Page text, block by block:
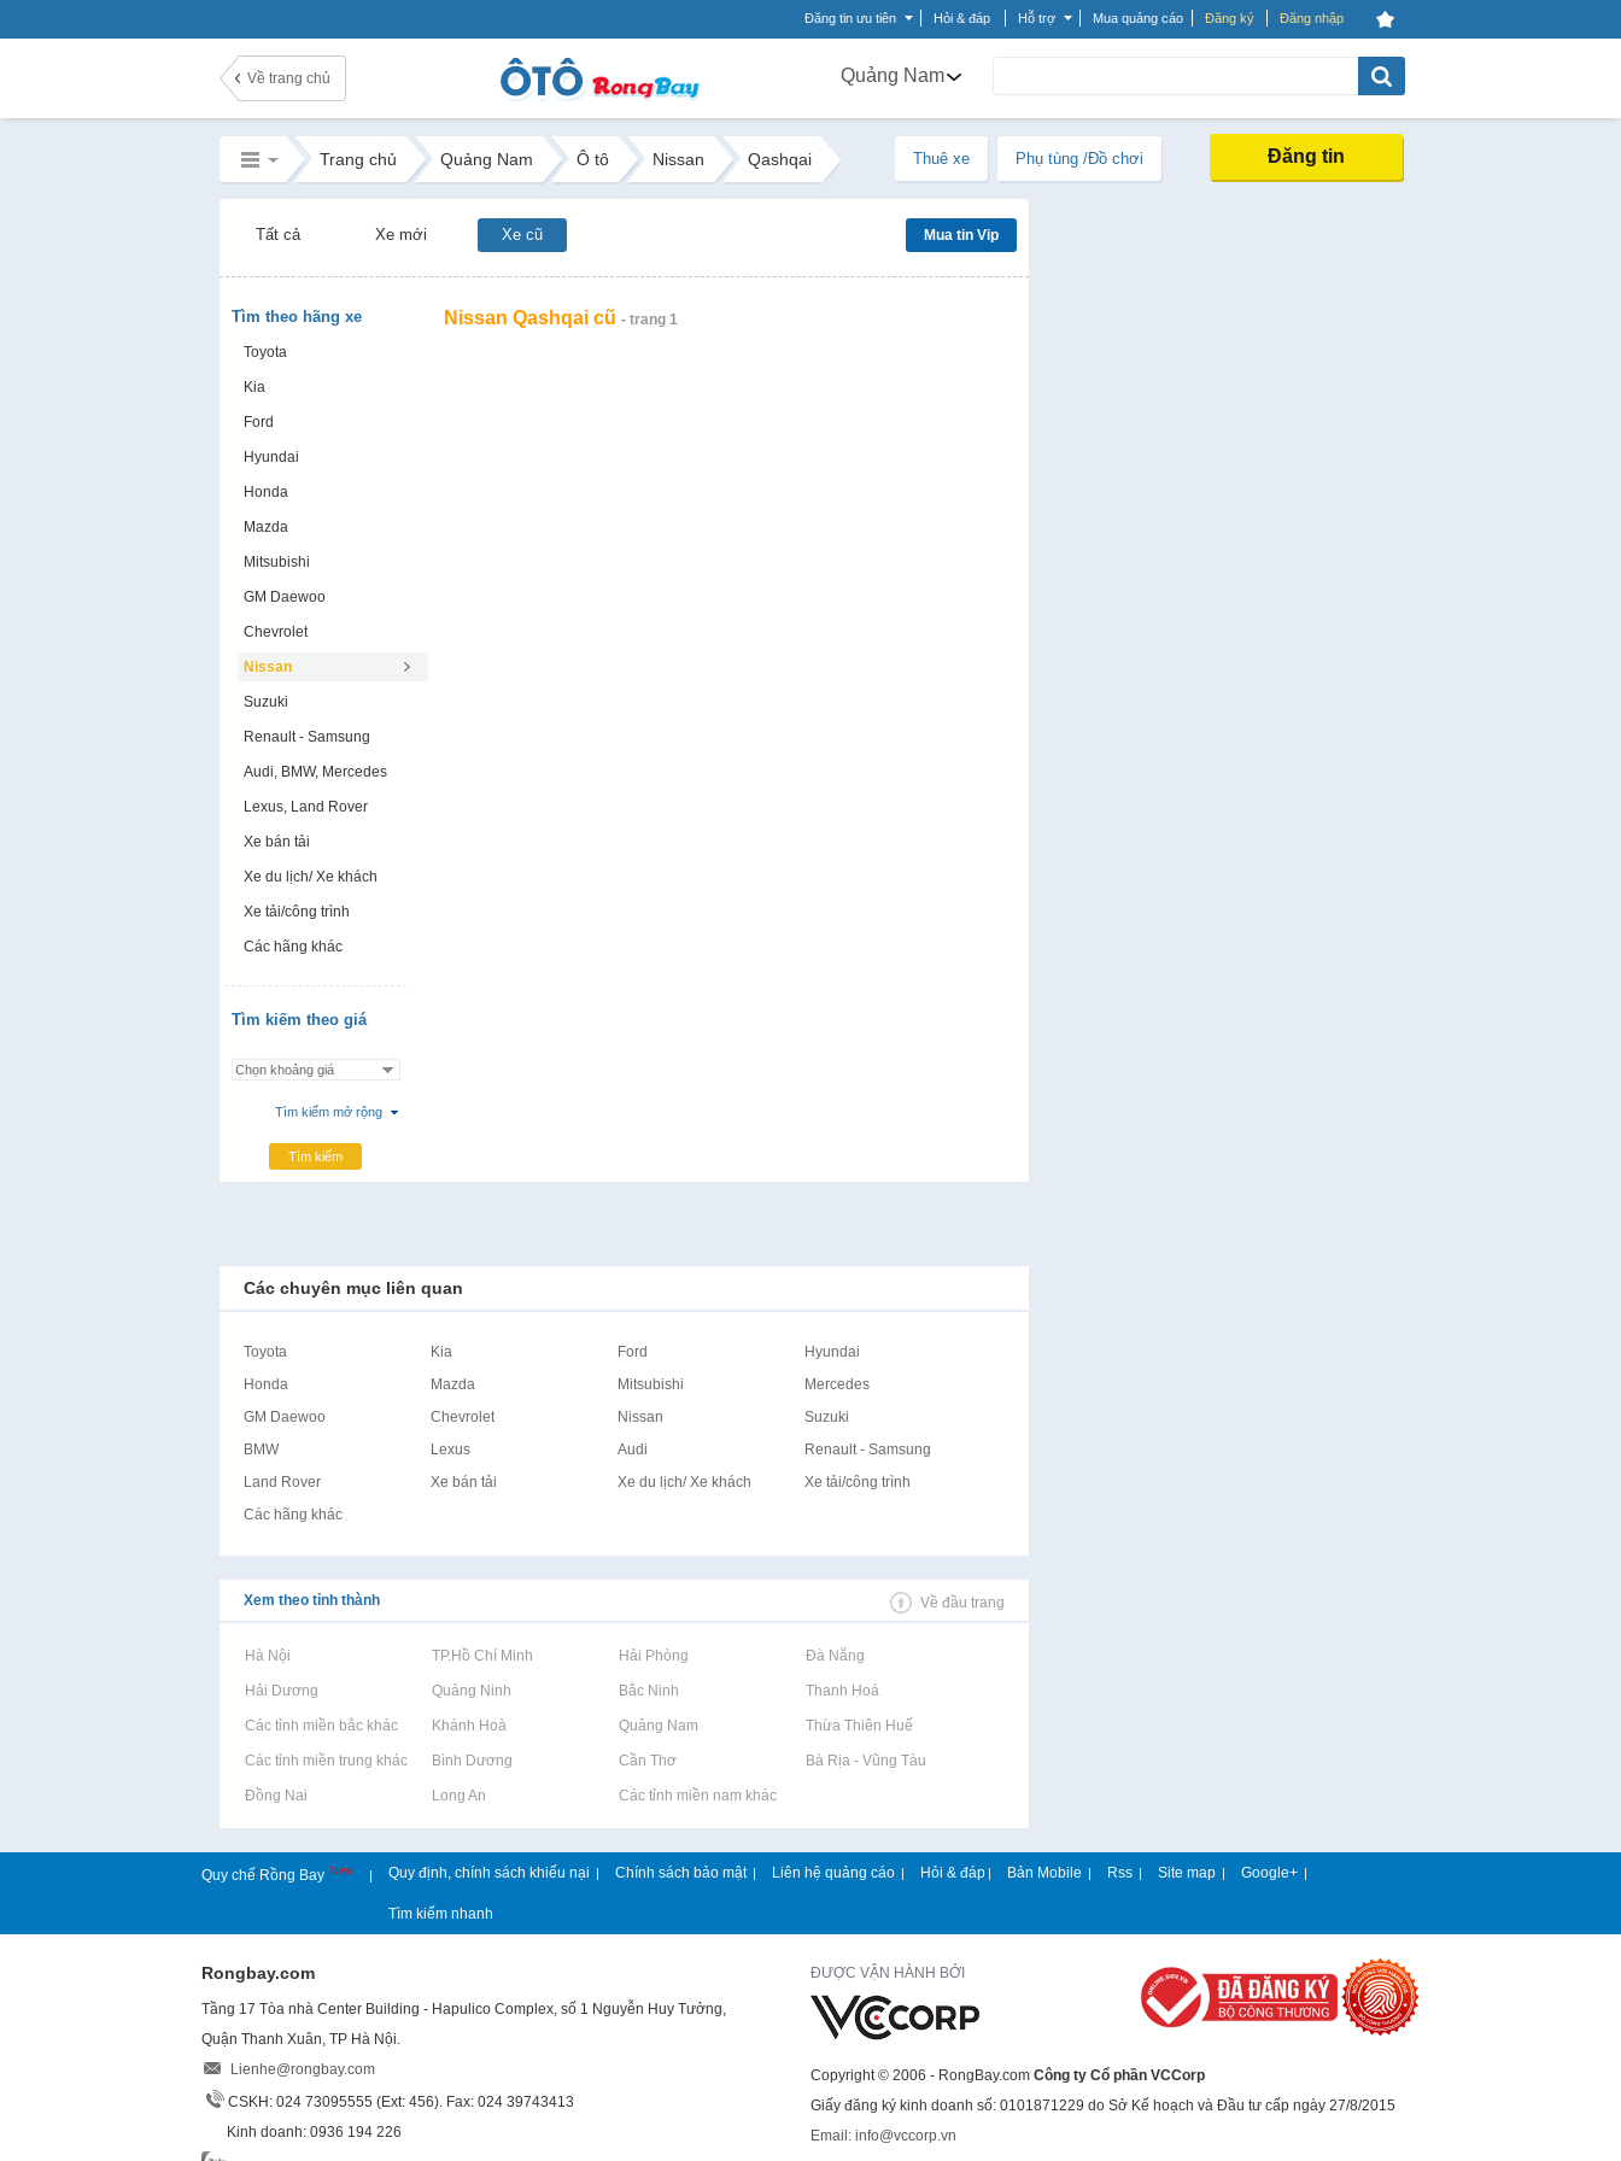
Đăng tin ưu tiên Hỏi & đáp Hỗ trợ Mua quảng cáo Đăng ký Đăng nhập
Về trang chủ Quảng Nam
Trang chủ Quảng Nam Ô tô Nissan Qashqai Thuê xe Phụ tùng /Đồ chơi Đăng tin
Tất cả Xe mới Xe cũ Mua tin Vip
Tìm theo hãng xe
Toyota
Kia
Ford
Hyundai
Honda
Mazda
Mitsubishi
GM Daewoo
Chevrolet
Nissan
Suzuki
Renault - Samsung
Audi, BMW, Mercedes
Lexus, Land Rover
Xe bán tải
Xe du lịch/ Xe khách
Xe tải/công trình
Các hãng khác
Tìm kiếm theo giá
Tìm kiếm mở rộng
Tìm kiếm
Nissan Qashqai cũ - trang 1
Các chuyên mục liên quan
Toyota Kia Ford
Hyundai
Honda
Mazda Mitsubishi
Mercedes
GM Daewoo
Chevrolet Nissan
Suzuki
BMW
Lexus Audi
Renault - Samsung
Land Rover
Xe bán tải Xe du lịch/ Xe khách
Xe tải/công trình
Các hãng khác
Xem theo tỉnh thành Về đầu trang
Rao vặt tại Hà Nội Rao vặt tại TP.Hồ Chí Minh Rao vặt tại Hải Phòng Rao vặt tại Đà Nẵng
Rao vặt tại Hải Dương Rao vặt tại Quảng Ninh Rao vặt tại Bắc Ninh Rao vặt tại Thanh Hoá
Rao vặt tại Các tỉnh miền bắc khácRao vặt tại Khánh Hoà Rao vặt tại Quảng Nam Rao vặt tại Thừa Thiên Huế
Rao vặt tại Các tỉnh miền trung khácRao vặt tại Bình Dương Rao vặt tại Cần Thơ Rao vặt tại Bà Rịa - Vũng Tàu
Rao vặt tại Đồng Nai Rao vặt tại Long An Rao vặt tại Các tỉnh miền nam khác
Quy chế Rồng Bay New | Quy định, chính sách khiếu nại | Chính sách bảo mật | Liên hệ quảng cáo | Hỏi & đáp | Bản Mobile | Rss | Site map | Google+ |
Tìm kiếm nhanh
Rongbay.com
Tầng 17 Tòa nhà Center Building - Hapulico Complex, số 1 Nguyễn Huy Tưởng,
Quận Thanh Xuân, TP Hà Nội.
Lienhe@rongbay.com
CSKH: 024 73095555 (Ext: 456). Fax: 024 39743413
Kinh doanh: 0936 194 226
ĐƯỢC VẬN HÀNH BỞI
Copyright © 2006 - RongBay.com Công ty Cổ phần VCCorp
Giấy đăng ký kinh doanh số: 0101871229 do Sở Kế hoạch và Đầu tư cấp ngày 27/8/2015
Email: info@vccorp.vn